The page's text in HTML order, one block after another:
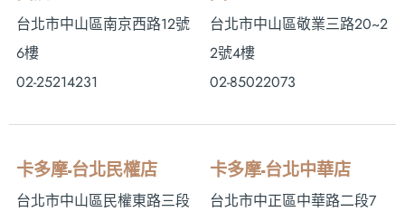
台北市中山區南京西路12號
6樓
02-25214231
台北市中山區敬業三路20~2
2號4樓
02-85022073
卡多摩-台北民權店
台北市中山區民權東路三段
卡多摩-台北中華店
台北市中正區中華路二段7